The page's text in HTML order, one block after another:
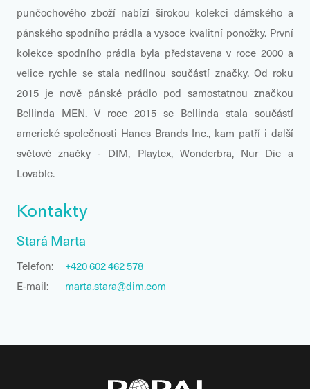
punčochového zboží nabízí širokou kolekci dámského a
pánského spodního prádla a vysoce kvalitní ponožky. První
kolekce spodního prádla byla představena v roce 2000 a
velice rychle se stala nedílnou součástí značky. Od roku
2015 je nově pánské prádlo pod samostatnou značkou
Bellinda MEN. V roce 2015 se Bellinda stala součástí
americké společnosti Hanes Brands Inc., kam patří i další
světové značky - DIM, Playtex, Wonderbra, Nur Die a
Lovable.
Kontakty
Stará Marta
Telefon:
+420 602 462 578
E-mail:
marta.stara@dim.com